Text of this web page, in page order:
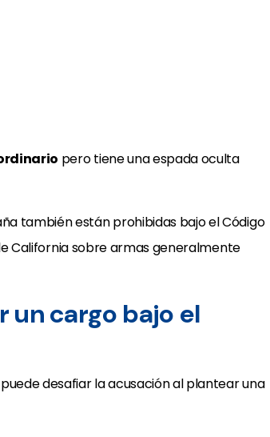
pero tiene una espada oculta
también están prohibidas bajo el Código
California sobre armas generalmente
un cargo bajo el
desafiar la acusación al plantear una